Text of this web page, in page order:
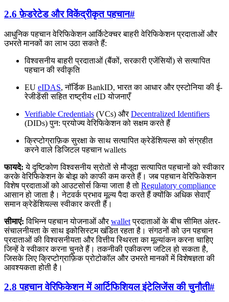
2.6 फ़ेडरेटेड और विकेंद्रीकृत पहचान#
आधुनिक पहचान वेरिफिकेशन आर्किटेक्चर बाहरी वेरिफिकेशन प्रदाताओं और
उभरते मानकों का लाभ उठा सकते हैं:
विश्वसनीय बाहरी प्रदाताओं (बैंकों, सरकारी एजेंसियों) से सत्यापित
पहचान की स्वीकृति
EU eIDAS, नॉर्डिक BankID, भारत का आधार और एस्टोनिया की ई-
रेजीडेंसी सहित राष्ट्रीय eID योजनाएँ
Verifiable Credentials (VCs) औरDecentralized Identifiers
(DIDs) पुन: प्रयोज्य वेरिफिकेशन को सक्षम करते हैं
क्रिप्टोग्राफ़िक सुरक्षा के साथ सत्यापित क्रेडेंशियल्स को संग्रहीत
करने वाले डिजिटल पहचान wallets
फायदे: ये दृष्टिकोण विश्वसनीय स्रोतों से मौजूदा सत्यापित पहचानों को स्वीकार
करके वेरिफिकेशन के बोझ को काफी कम करते हैं। जब पहचान वेरिफिकेशन
विशेष प्रदाताओं को आउटसोर्स किया जाता है तो Regulatory compliance
आसान हो जाता है। नेटवर्क प्रभाव मूल्य पैदा करते हैं क्योंकि अधिक सेवाएँ
समान क्रेडेंशियल्स स्वीकार करती हैं।
सीमाएं: विभिन्न पहचान योजनाओं औरwalletप्रदाताओं के बीच सीमित अंतर-
संचालनीयता के साथ इकोसिस्टम खंडित रहता है। संगठनों को उन पहचान
प्रदाताओं की विश्वसनीयता और वित्तीय स्थिरता का मूल्यांकन करना चाहिए
जिन्हें वे स्वीकार करना चुनते हैं। तकनीकी एकीकरण जटिल हो सकता है,
जिसके लिए क्रिप्टोग्राफ़िक प्रोटोकॉल और उभरते मानकों में विशेषज्ञता की
आवश्यकता होती है।
2.8 पहचान वेरिफिकेशन में आर्टिफिशियल इंटेलिजेंस की चुनौती#